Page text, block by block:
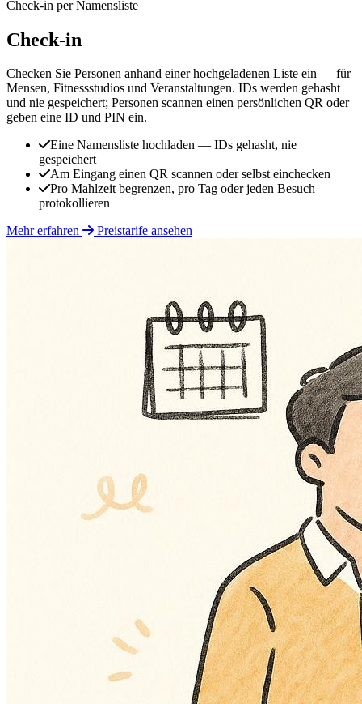
Check-in per Namensliste
Check-in
Checken Sie Personen anhand einer hochgeladenen Liste ein — für
Mensen, Fitnessstudios und Veranstaltungen. IDs werden gehasht
und nie gespeichert; Personen scannen einen persönlichen QR oder
geben eine ID und PIN ein.
Eine Namensliste hochladen — IDs gehasht, nie
gespeichert
Am Eingang einen QR scannen oder selbst einchecken
Pro Mahlzeit begrenzen, pro Tag oder jeden Besuch
protokollieren
Mehr erfahren
Preistarife ansehen